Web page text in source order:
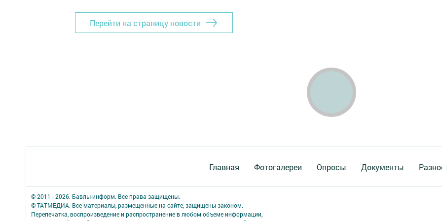
Перейти на страницу новости
Главная Фотогалереи Опросы Документы
© 2011 - 2026. Бавлы-информ. Все права защищены.
© ТАТМЕДИА. Все материалы, размещенные на сайте, защищены законом.
Перепечатка, воспроизведение и распространение в любом объеме информации,